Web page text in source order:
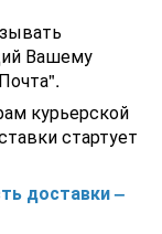
(10
81100 (5
21 Вт White
Вашему
курьерской
стартует
доставки –